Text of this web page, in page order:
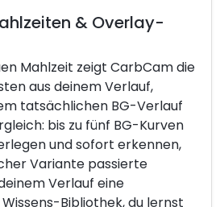
& Overlay-
Mahlzeit zeigt CarbCam die
aus deinem Verlauf,
tatsächlichen BG-Verlauf
bis zu fünf BG-Kurven
und sofort erkennen,
Variante passierte
Verlauf eine
Bibliothek, du lernst